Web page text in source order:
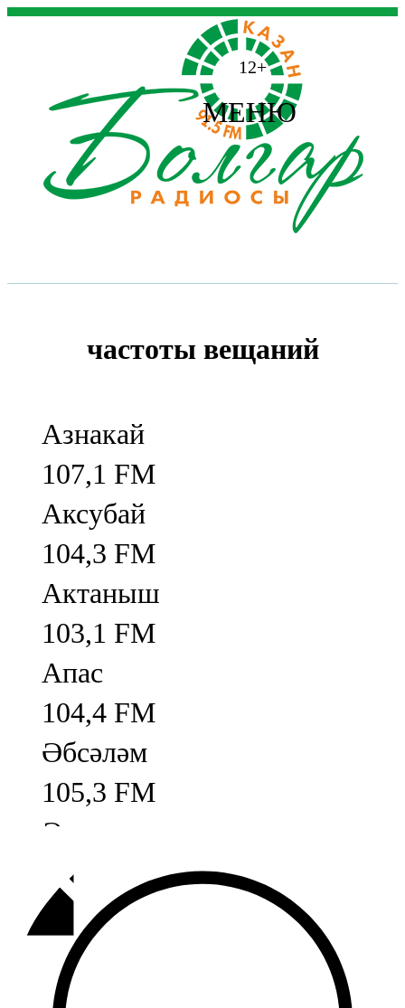
12+
МЕНЮ
частоты вещаний
Азнакай
107,1 FM
Аксубай
104,3 FM
Актаныш
103,1 FM
Апас
104,4 FM
Әбсәләм
105,3 FM
Әлмәт
92,9 FM
Базарлы матак
107,1 FM
Балык бистәсе